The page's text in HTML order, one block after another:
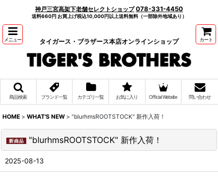
神戸三宮高架下老舗セレクトショップ 078-331-4450
送料660円 お買上げ税込10,000円以上送料無料（一部除外地域あり）
メニュー タイガース・ブラザース本店オンラインショップ カート
商品検索 ブランド一覧 カテゴリ一覧 お気に入り Official Website 問い合わせ
HOME > WHAT'S NEW > "blurhmsROOTSTOCK" 新作入荷！
"blurhmsROOTSTOCK" 新作入荷！
2025-08-13